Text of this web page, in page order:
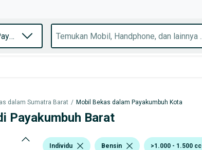
dalam Sumatra Barat / Mobil Bekas dalam Payakumbuh Kota
Payakumbuh Barat
Individu Bensin >1.000 - 1.500 cc